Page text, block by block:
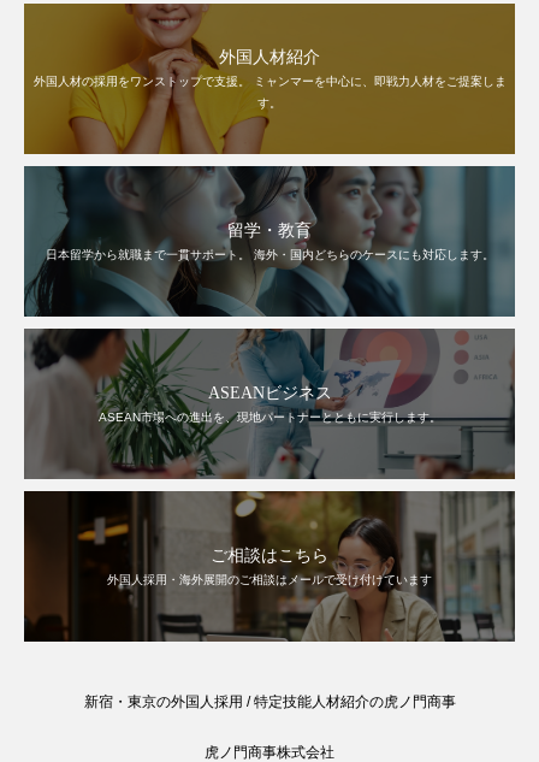
外国人材紹介
外国人材の採用をワンストップで支援。 ミャンマーを中心に、即戦力人材をご提案しま
す。
留学・教育
日本留学から就職まで一貫サポート。 海外・国内どちらのケースにも対応します。
ASEANビジネス
ASEAN市場への進出を、現地パートナーとともに実行します。
ご相談はこちら
外国人採用・海外展開のご相談はメールで受け付けています
新宿・東京の外国人採用 / 特定技能人材紹介の虎ノ門商事
虎ノ門商事株式会社